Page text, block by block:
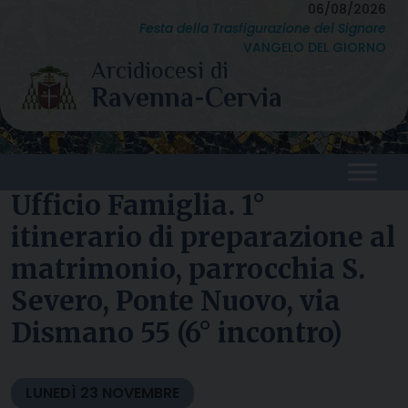
content
06/08/2026
Festa della Trasfigurazione del Signore
VANGELO DEL GIORNO
Ufficio Famiglia. 1°
itinerario di preparazione al
matrimonio, parrocchia S.
Severo, Ponte Nuovo, via
Dismano 55 (6° incontro)
LUNEDÌ 23 NOVEMBRE